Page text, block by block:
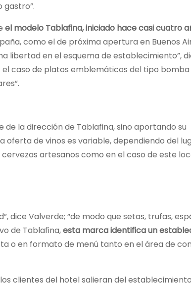
el modelo Tablafina, iniciado hace casi cuatro
como el de próxima apertura en Buenos
libertad en el esquema de establecimiento”,
el caso de platos emblemáticos del tipo bomba
de la dirección de Tablafina, sino aportando su
oferta de vinos es variable, dependiendo del
artesanos como en el caso de este
dice Valverde; “de modo que setas, trufas,
de Tablafina,esta marca identifica un
o en formato de menú tanto en el área de
clientes del hotel salieran del